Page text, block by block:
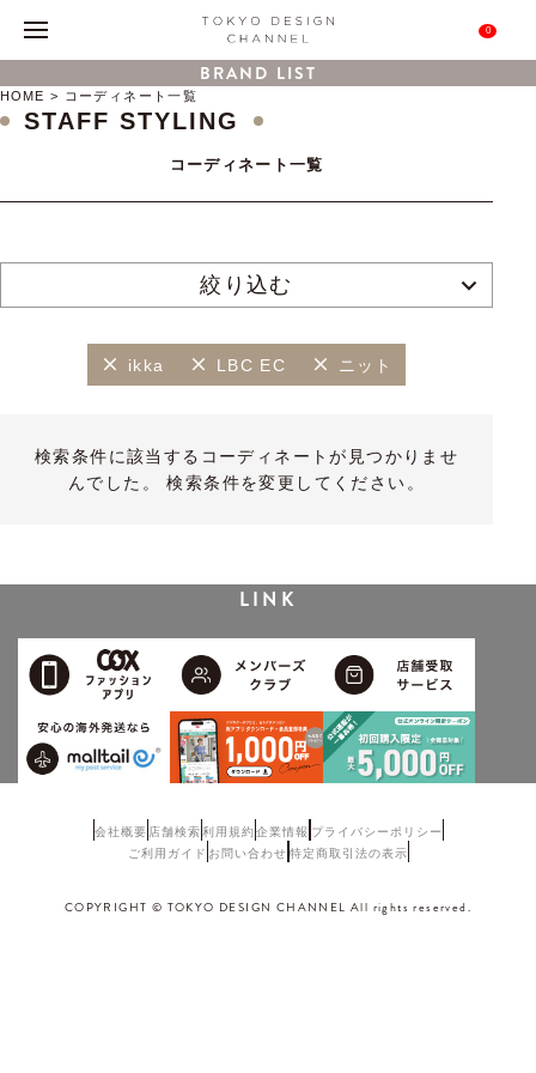
0
BRAND LIST
HOME コーディネート一覧
STAFF STYLING
コーディネート一覧
絞り込む
ikka LBC EC ニット
検索条件に該当するコーディネートが見つかりませ
んでした。 検索条件を変更してください。
LINK
会社概要 店舗検索利用規約企業情報 プライバシーポリシー
ご利用ガイド お問い合わせ 特定商取引法の表示
COPYRIGHT © TOKYO DESIGN CHANNEL All rights reserved.